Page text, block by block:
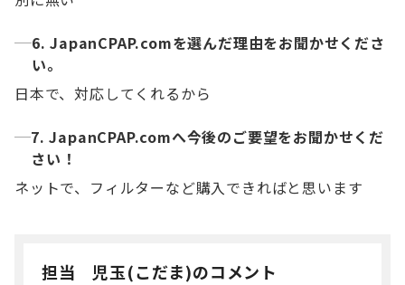
6. JapanCPAP.comを選んだ理由をお聞かせくださ
い。
日本で、対応してくれるから
7. JapanCPAP.comへ今後のご要望をお聞かせくだ
さい！
ネットで、フィルターなど購入できればと思います
担当 児玉(こだま)のコメント